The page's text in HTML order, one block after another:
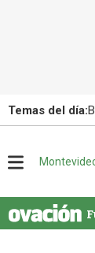
Temas del día:
u